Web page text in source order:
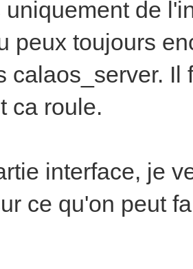
de
peux toujours
calaos_server.
ca roule.
interface, je
ce qu'on peut